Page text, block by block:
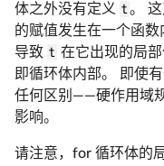
体之外没有定义 t。
的赋值发生在一个函
导致 t 在它出现的局
即循环体内部。 即使
任何区别——硬作用域
影响。
请注意，for 循环体的